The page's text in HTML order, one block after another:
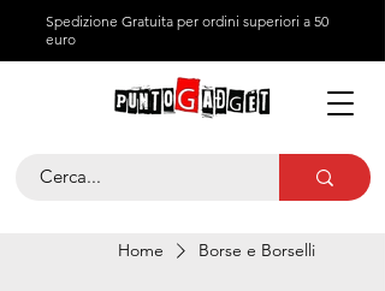
Spedizione Gratuita per ordini superiori a 50
euro
Home Borse e Borselli